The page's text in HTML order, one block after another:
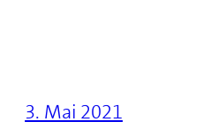
3. Mai 2021